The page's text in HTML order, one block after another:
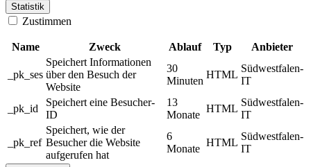
Statistik
Zustimmen
Name Zweck Ablauf Typ Anbieter
_pk_ses
Speichert Informationen
über den Besuch der
Website
30
Minuten
HTML
Südwestfalen-
IT
_pk_id
Speichert eine Besucher-
ID
13
Monate
HTML
Südwestfalen-
IT
_pk_ref
Speichert, wie der
Besucher die Website
aufgerufen hat
6
Monate
HTML
Südwestfalen-
IT